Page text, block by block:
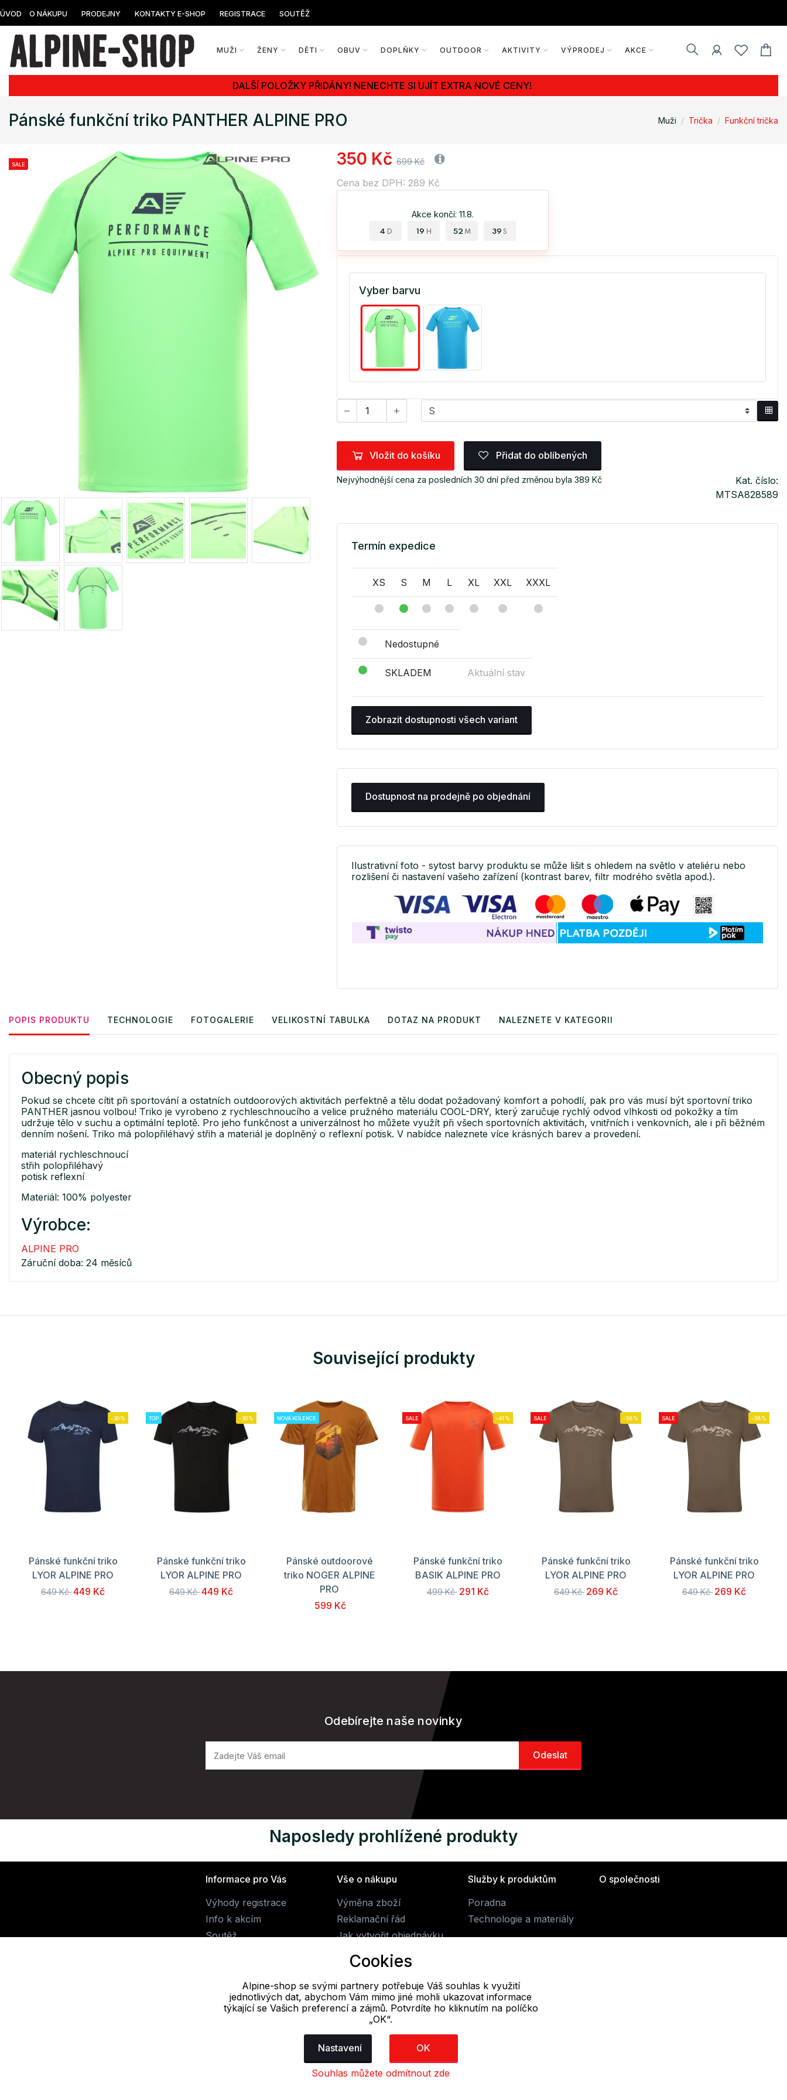
ÚVOD O NÁKUPU PRODEJNY KONTAKTY E-SHOP REGISTRACE SOUTĚŽ
MUŽI ŽENY DĚTI OBUV DOPLŇKY OUTDOOR AKTIVITY VÝPRODEJ AKCE
DALŠÍ POLOŽKY PŘIDÁNY! NENECHTE SI UJÍT EXTRA NOVÉ CENY!
Pánské funkční triko PANTHER ALPINE PRO Muži Trička Funkční trička
SALE 350 Kč 699 Kč
Cena bez DPH: 289 Kč
Akce končí: 11.8.
4 D 19 H 52 M 39 S
Vyber barvu
Vložit do košíku Přidat do oblíbených
Nejvýhodnější cena za posledních 30 dní před změnou byla 389 Kč
Kat. číslo:
MTSA828589
Termín expedice
XS S M L XL XXL XXXL
Nedostupné
SKLADEM Aktuální stav
Zobrazit dostupnosti všech variant
Dostupnost na prodejně po objednání
Ilustrativní foto - sytost barvy produktu se může lišit s ohledem na světlo v ateliéru nebo
rozlišení či nastavení vašeho zařízení (kontrast barev, filtr modrého světla apod.).
POPIS PRODUKTU TECHNOLOGIE FOTOGALERIE VELIKOSTNÍ TABULKA DOTAZ NA PRODUKT NALEZNETE V KATEGORII
Obecný popis
Pokud se chcete cítit při sportování a ostatních outdoorových aktivitách perfektně a tělu dodat požadovaný komfort a pohodlí, pak pro vás musí být sportovní triko
PANTHER jasnou volbou! Triko je vyrobeno z rychleschnoucího a velice pružného materiálu COOL-DRY, který zaručuje rychlý odvod vlhkosti od pokožky a tím
udržuje tělo v suchu a optimální teplotě. Pro jeho funkčnost a univerzálnost ho můžete využít při všech sportovních aktivitách, vnitřních i venkovních, ale i při běžném
denním nošení. Triko má polopřiléhavý střih a materiál je doplněný o reflexní potisk. V nabídce naleznete více krásných barev a provedení.
materiál rychleschnoucí
střih polopřiléhavý
potisk reflexní
Materiál: 100% polyester
Výrobce:
ALPINE PRO
Záruční doba: 24 měsíců
Související produkty
-30%
Pánské funkční triko
LYOR ALPINE PRO
649 Kč449 Kč
TOP -30%
Pánské funkční triko
LYOR ALPINE PRO
649 Kč449 Kč
NOVÁ KOLEKCE
Pánské outdoorové
triko NOGER ALPINE
PRO
599 Kč
SALE -41%
Pánské funkční triko
BASIK ALPINE PRO
499 Kč 291 Kč
SALE -58%
Pánské funkční triko
LYOR ALPINE PRO
649 Kč 269 Kč
SALE -58%
Pánské funkční triko
LYOR ALPINE PRO
649 Kč 269 Kč
Odebírejte naše novinky
Naposledy prohlížené produkty
Informace pro Vás
Výhody registrace
Info k akcím
Soutěž
Vše o nákupu
Výměna zboží
Reklamační řád
Jak vytvořit objednávku
Obchodní podmínky
Doprava
Služby k produktům
Poradna
Technologie a materiály
O společnosti
E-mail
obchod@alpine-shop.cz
Cookies
Alpine-shop se svými partnery potřebuje Váš souhlas k využití
jednotlivých dat, abychom Vám mimo jiné mohli ukazovat informace
týkající se Vašich preferencí a zájmů. Potvrdíte ho kliknutím na políčko
„OK“.
Nastavení OK
Souhlas můžete odmítnout zde